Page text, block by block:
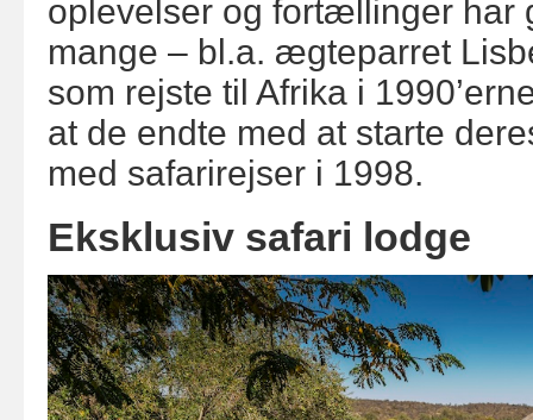
oplevelser og fortællinger har
mange – bl.a. ægteparret
som rejste til Afrika i
at de endte med at starte
med safarirejser i 1998.
Eksklusiv safari lodge